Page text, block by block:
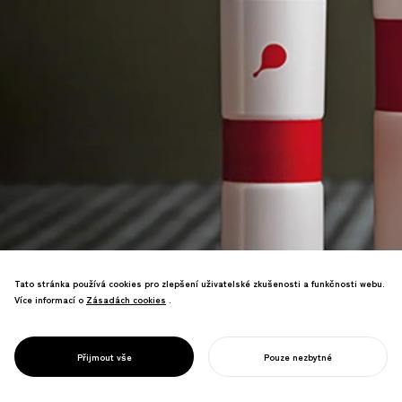
PROJECT
WAREW
zlaté ceny Pentawards v kategorii obalů
Tato stránka používá cookies pro zlepšení uživatelské zkušenosti a funkčnosti webu.
Více informací o Zásadách cookies
Zásadách cookies .
Přijmout vše Pouze nezbytné